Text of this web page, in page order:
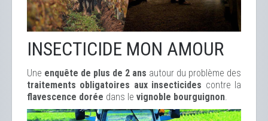
INSECTICIDE MON AMOUR
Une enquête de plus de 2 ans autour du problème des
traitements obligatoires aux insecticides contre la
flavescence dorée dans le vignoble bourguignon.